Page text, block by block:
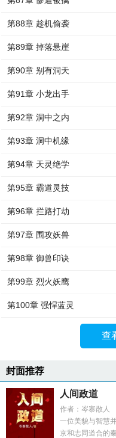
第88章 趁机偷袭
第89章 掉落悬崖
第90章 别有洞天
第91章 小龙出手
第92章 洞中之内
第93章 洞中机缘
第94章 天灵绝学
第95章 霸道灵技
第96章 拦路打劫
第97章 围攻妖兽
第98章 御兽印诀
第99章 烈火妖鹰
第100章 强悍蓝灵
查
封面推荐
人间政道
作者：岑寨散人
一位美貌与智慧
京和志同道合的